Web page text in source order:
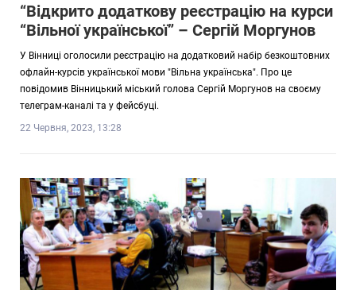
“Відкрито додаткову реєстрацію на курси
“Вільної української” – Сергій Моргунов
У Вінниці оголосили реєстрацію на додатковий набір безкоштовних
офлайн-курсів української мови "Вільна українська". Про це
повідомив Вінницький міський голова Сергій Моргунов на своєму
телеграм-каналі та у фейсбуці.
22 Червня, 2023, 13:28